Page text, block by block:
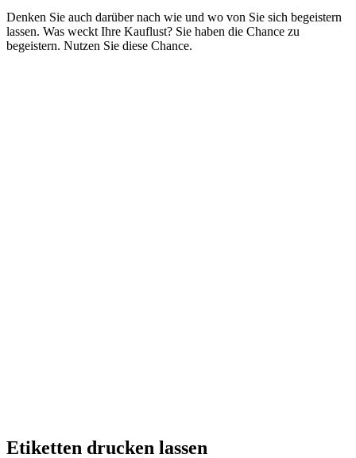
Denken Sie auch darüber nach wie und wo von Sie sich begeistern
lassen. Was weckt Ihre Kauflust? Sie haben die Chance zu
begeistern. Nutzen Sie diese Chance.
Etiketten drucken lassen